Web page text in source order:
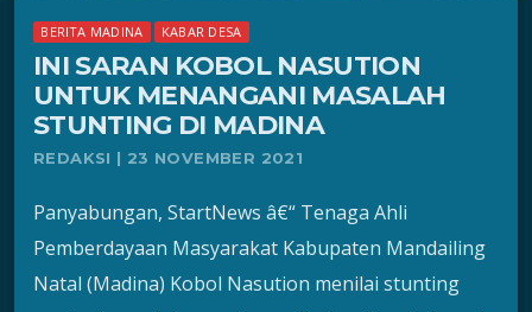
BERITA MADINA KABAR DESA
INI SARAN KOBOL NASUTION
UNTUK MENANGANI MASALAH
STUNTING DI MADINA
REDAKSI | 23 NOVEMBER 2021
Panyabungan, StartNews â€“ Tenaga Ahli
Pemberdayaan Masyarakat Kabupaten Mandailing
Natal (Madina) Kobol Nasution menilai stunting